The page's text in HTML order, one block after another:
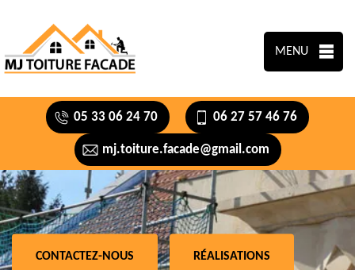
MENU
05 33 06 24 70 06 27 57 46 76
mj.toiture.facade@gmail.com
CONTACTEZ-NOUS RÉALISATIONS